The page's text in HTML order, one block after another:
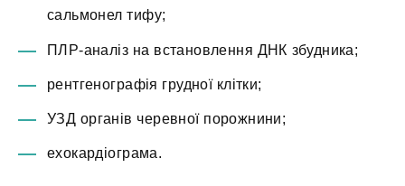
сальмонел тифу;
ПЛР-аналіз на встановлення ДНК збудника;
рентгенографія грудної клітки;
УЗД органів черевної порожнини;
ехокардіограма.